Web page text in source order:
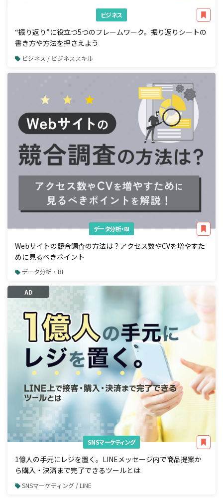
ビジネス
“振り返り”に役立つ5つのフレームワーク。振り返りシートの
書き方や方法を押さえよう
ビジネス / ビジネススキル
データ分析・BI
Webサイトの競合調査の方法は？アクセス数やCVを増やすた
めに見るべきポイント
データ分析・BI
AD
SNSマーケティング
1億人の手元にレジを置く。LINEメッセージ内で商品提案か
ら購入・決済まで完了できるツールとは
SNSマーケティング / LINE